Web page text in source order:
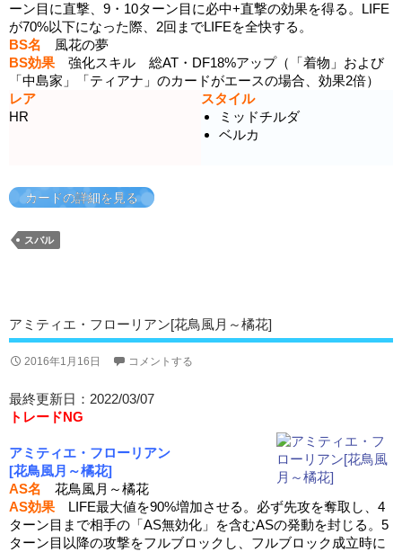
ーン目に直撃、9・10ターン目に必中+直撃の効果を得る。LIFE
が70%以下になった際、2回までLIFEを全快する。
BS名 風花の夢
BS効果 強化スキル 総AT・DF18%アップ（「着物」および
「中島家」「ティアナ」のカードがエースの場合、効果2倍）
レア
スタイル
HR
ミッドチルダ
ベルカ
カードの詳細を見る
スバル
アミティエ・フローリアン[花鳥風月～橘花]
2016年1月16日 コメントする
最終更新日：2022/03/07
トレードNG
アミティエ・フローリアン
[花鳥風月～橘花]
AS名 花鳥風月～橘花
AS効果 LIFE最大値を90%増加させる。必ず先攻を奪取し、4
ターン目まで相手の「AS無効化」を含むASの発動を封じる。5
ターン目以降の攻撃をフルブロックし、フルブロック成立時に